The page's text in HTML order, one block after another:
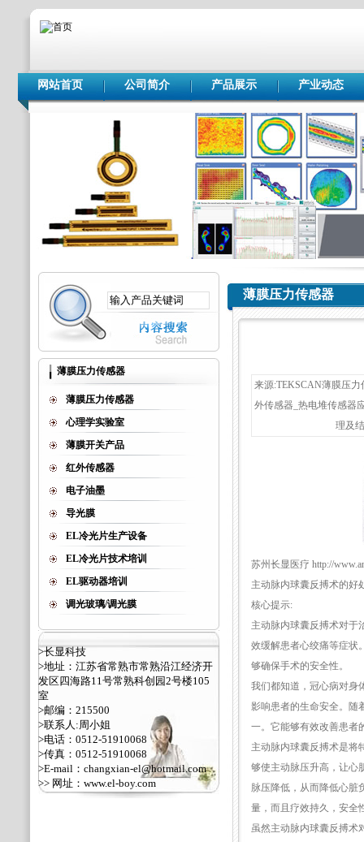
网站首页 公司简介 产品展示 产业动态
薄膜压力传感器
薄膜压力传感器
心理学实验室
薄膜开关产品
红外传感器
电子油墨
导光膜
EL冷光片生产设备
EL冷光片技术培训
EL驱动器培训
调光玻璃/调光膜
>长显科技
>地址：江苏省常熟市常熟沿江经济开
发区四海路11号常熟科创园2号楼105
室
>邮编：215500
>联系人:周小姐
>电话：0512-51910068
>传真：0512-51910068
>E-mail：changxian-el@hotmail.com
>> 网址： www.el-boy.com
薄膜压力传感器
来源:TEKSCAN薄膜压力
外传感器_热电堆传感器
理及
苏州长显医疗 http://
主动脉内球囊反搏术的好
核心提示:
主动脉内球囊反搏术对于
效缓解患者心绞痛等症状
够确保手术的安全性。
我们都知道，冠心病对身
影响患者的生命安全。随
一。它能够有效改善患者
主动脉内球囊反搏术是将
够使主动脉压升高，让心
脉压降低，从而降低心脏
量，而且疗效持久，安全
虽然主动脉内球囊反搏术